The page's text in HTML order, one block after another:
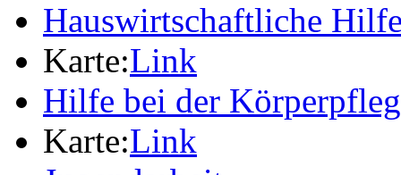
Hauswirtschaftliche
Karte:Link
Hilfe bei der
Karte:Link